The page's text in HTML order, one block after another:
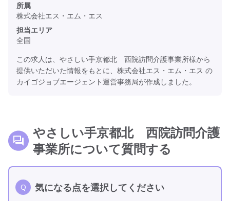
所属
株式会社エス・エム・エス
担当エリア
全国
この求人は、やさしい手京都北 西院訪問介護事業所様から
提供いただいた情報をもとに、株式会社エス・エム・エス の
カイゴジョブエージェント運営事務局が作成しました。
やさしい手京都北 西院訪問介護
事業所について質問する
気になる点を選択してください